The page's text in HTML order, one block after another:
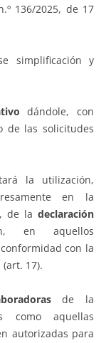
136/2025, de 17
simplificación y
dándole, con
de las solicitudes
la utilización,
en la
de la declaración
en aquellos
con la
17).
de la
como aquellas
autorizadas para